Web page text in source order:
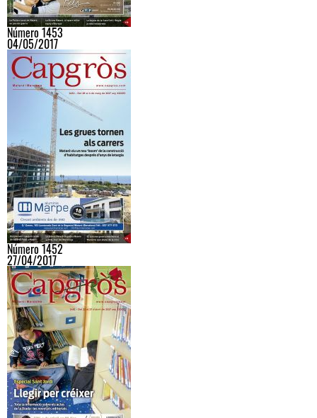
Número 1453
04/05/2017
Número 1452
27/04/2017